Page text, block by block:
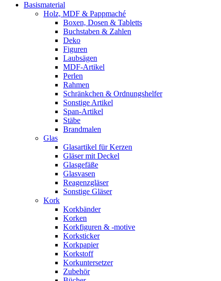
Basismaterial
Holz, MDF & Pappmaché
Boxen, Dosen & Tabletts
Buchstaben & Zahlen
Deko
Figuren
Laubsägen
MDF-Artikel
Perlen
Rahmen
Schränkchen & Ordnungshelfer
Sonstige Artikel
Span-Artikel
Stäbe
Brandmalen
Glas
Glasartikel für Kerzen
Gläser mit Deckel
Glasgefäße
Glasvasen
Reagenzgläser
Sonstige Gläser
Kork
Korkbänder
Korken
Korkfiguren & -motive
Korksticker
Korkpapier
Korkstoff
Korkuntersetzer
Zubehör